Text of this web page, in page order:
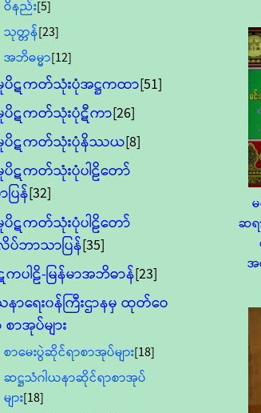
ဝိနည်း[5]
သုတ္တန်[23]
အဘိဓမ္မာ[12]
ပိဋကတ်သုံးပုံအဋ္ဌကထာ[51]
ပိဋကတ်သုံးပုံဋီကာ[26]
မူပိဋကတ်သုံးပုံနိဿယ[8]
ပိဋကတ်သုံးပုံပါဠိတော်
ပြန်[32]
ပိဋကတ်သုံးပုံပါဠိတော်
ပ်ဘာသာပြန်[35]
ပါဠိ-မြန်မာအဘိဓာန်[23]
ာရေး၀န်ကြီးဌာနမှ ထုတ်ဝေ
ာအုပ်များ
စာမေးပွဲဆိုင်ရာစာအုပ်များ[18]
ဆဋ္ဌသံဂါယနာဆိုင်ရာစာအုပ်
များ[18]
ဆရ
အ